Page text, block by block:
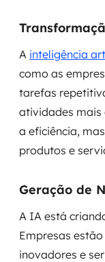
A inteligência
como as
tarefas
atividades mais
a eficiência,
produtos e
Geração de
A IA está
Empresas
inovadores e